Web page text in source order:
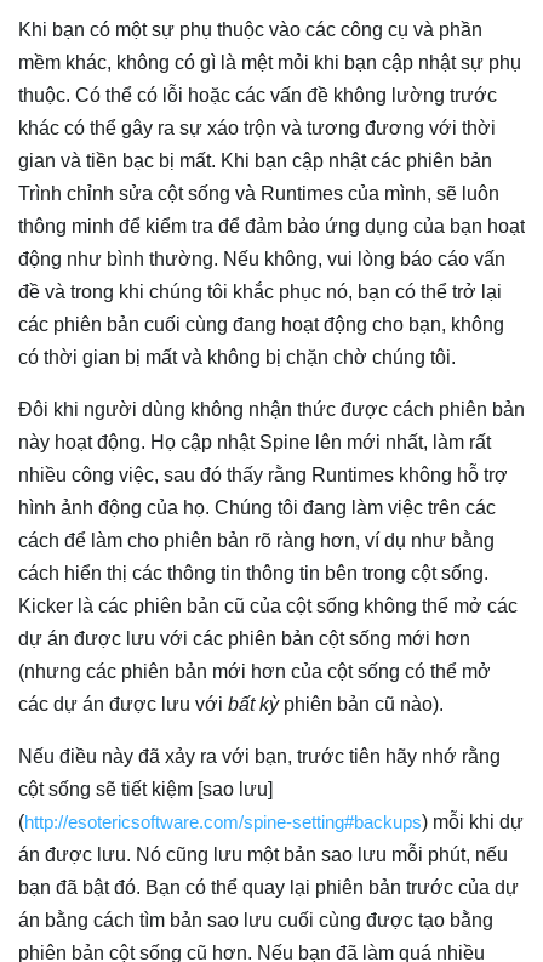
Khi bạn có một sự phụ thuộc vào các công cụ và phần
mềm khác, không có gì là mệt mỏi khi bạn cập nhật sự phụ
thuộc. Có thể có lỗi hoặc các vấn đề không lường trước
khác có thể gây ra sự xáo trộn và tương đương với thời
gian và tiền bạc bị mất. Khi bạn cập nhật các phiên bản
Trình chỉnh sửa cột sống và Runtimes của mình, sẽ luôn
thông minh để kiểm tra để đảm bảo ứng dụng của bạn hoạt
động như bình thường. Nếu không, vui lòng báo cáo vấn
đề và trong khi chúng tôi khắc phục nó, bạn có thể trở lại
các phiên bản cuối cùng đang hoạt động cho bạn, không
có thời gian bị mất và không bị chặn chờ chúng tôi.
Đôi khi người dùng không nhận thức được cách phiên bản
này hoạt động. Họ cập nhật Spine lên mới nhất, làm rất
nhiều công việc, sau đó thấy rằng Runtimes không hỗ trợ
hình ảnh động của họ. Chúng tôi đang làm việc trên các
cách để làm cho phiên bản rõ ràng hơn, ví dụ như bằng
cách hiển thị các thông tin thông tin bên trong cột sống.
Kicker là các phiên bản cũ của cột sống không thể mở các
dự án được lưu với các phiên bản cột sống mới hơn
(nhưng các phiên bản mới hơn của cột sống có thể mở
các dự án được lưu với bất kỳ phiên bản cũ nào).
Nếu điều này đã xảy ra với bạn, trước tiên hãy nhớ rằng
cột sống sẽ tiết kiệm [sao lưu]
(http://esotericsoftware.com/spine-setting#backups) mỗi khi dự
án được lưu. Nó cũng lưu một bản sao lưu mỗi phút, nếu
bạn đã bật đó. Bạn có thể quay lại phiên bản trước của dự
án bằng cách tìm bản sao lưu cuối cùng được tạo bằng
phiên bản cột sống cũ hơn. Nếu bạn đã làm quá nhiều